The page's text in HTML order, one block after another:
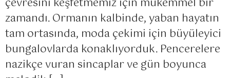
zamandı. Ormanın kalbinde, yaban hayatın
tam ortasında, moda çekimi için büyüleyici
bungalovlarda konaklıyorduk. Pencerelere
nazikçe vuran sincaplar ve gün boyunca